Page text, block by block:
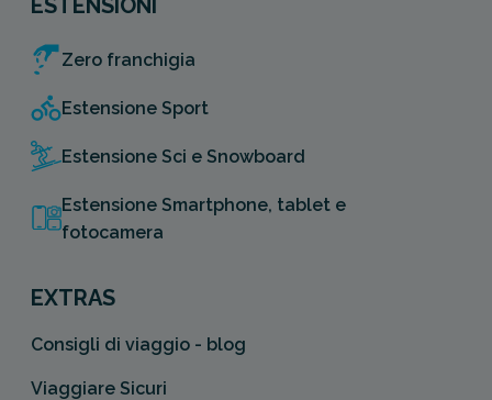
ESTENSIONI
Zero franchigia
Estensione Sport
Estensione Sci e Snowboard
Estensione Smartphone, tablet e
fotocamera
EXTRAS
Consigli di viaggio - blog
Viaggiare Sicuri